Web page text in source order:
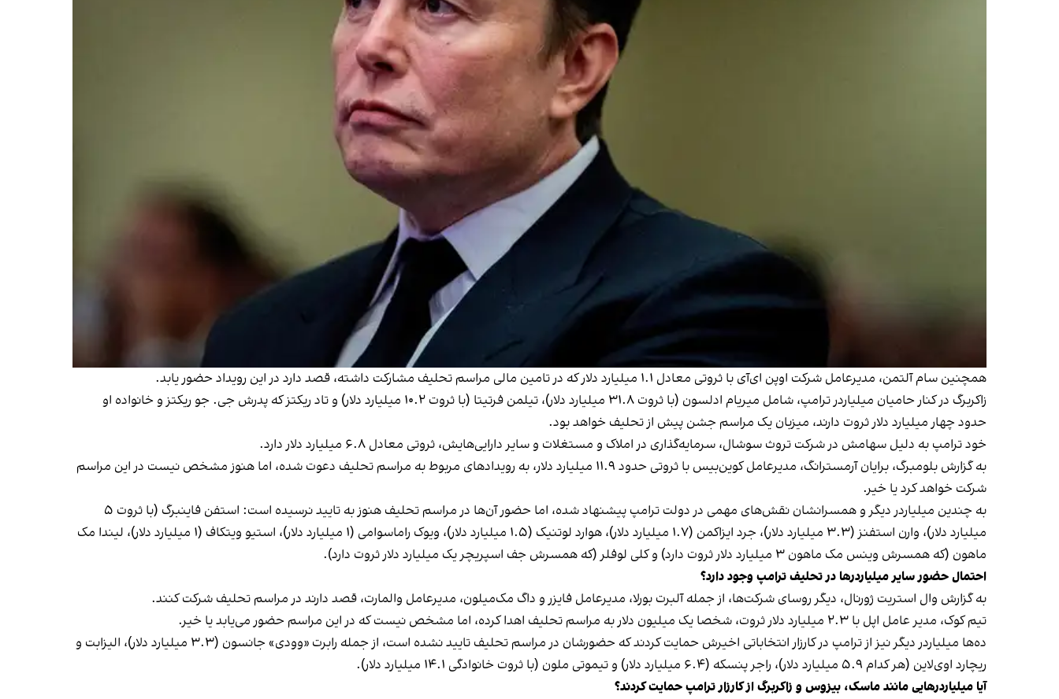
همچنین سام آلتمن، مدیرعامل شرکت اوپن ای‌آی با ثروتی معادل ۱.۱ میلیارد دلار که در تامین مالی مراسم تحلیف مشارکت داشته، قصد دارد در این رویداد حضور یابد.
زاکربرگ در کنار حامیان میلیاردر ترامپ، شامل میریام ادلسون (با ثروت ۳۱.۸ میلیارد دلار)، تیلمن فرتیتا (با ثروت ۱۰.۲ میلیارد دلار) و تاد ریکتز که پدرش جی. جو ریکتز و خانواده او
حدود چهار میلیارد دلار ثروت دارند، میزبان یک مراسم جشن پیش از تحلیف خواهد بود.
خود ترامپ به دلیل سهامش در شرکت تروث سوشال، سرمایه‌گذاری در املاک و مستغلات و سایر دارایی‌هایش، ثروتی معادل ۶.۸ میلیارد دلار دارد.
به گزارش بلومبرگ، برایان آرمسترانگ، مدیرعامل کوین‌بیس با ثروتی حدود ۱۱.۹ میلیارد دلار، به رویدادهای مربوط به مراسم تحلیف دعوت شده، اما هنوز مشخص نیست در این مراسم
شرکت خواهد کرد یا خیر.
به چندین میلیاردر دیگر و همسرانشان نقش‌های مهمی در دولت ترامپ پیشنهاد شده، اما حضور آن‌ها در مراسم تحلیف هنوز به تایید نرسیده است: استفن فاینبرگ (با ثروت ۵
میلیارد دلار)، وارن استفنز (۳.۳ میلیارد دلار)، جرد ایزاکمن (۱.۷ میلیارد دلار)، هوارد لوتنیک (۱.۵ میلیارد دلار)، ویوک راماسوامی (۱ میلیارد دلار)، استیو ویتکاف (۱ میلیارد دلار)، لیندا مک
ماهون (که همسرش وینس مک ماهون ۳ میلیارد دلار ثروت دارد) و کلی لوفلر (که همسرش جف اسپریچر یک میلیارد دلار ثروت دارد).
احتمال حضور سایر میلیاردرها در تحلیف ترامپ وجود دارد؟
به گزارش وال استریت ژورنال، دیگر روسای شرکت‌ها، از جمله آلبرت بورلا، مدیرعامل فایزر و داگ مک‌میلون، مدیرعامل والمارت، قصد دارند در مراسم تحلیف شرکت کنند.
تیم کوک، مدیر عامل اپل با ۲.۳ میلیارد دلار ثروت، شخصا یک میلیون دلار به مراسم تحلیف اهدا کرده، اما مشخص نیست که در این مراسم حضور می‌یابد یا خیر.
ده‌ها میلیاردر دیگر نیز از ترامپ در کارزار انتخاباتی اخیرش حمایت کردند که حضورشان در مراسم تحلیف تایید نشده است، از جمله رابرت «وودی» جانسون (۳.۳ میلیارد دلار)، الیزابت و
ریچارد اوی‌لاین (هر کدام ۵.۹ میلیارد دلار)، راجر پنسکه (۶.۴ میلیارد دلار) و تیموتی ملون (با ثروت خانوادگی ۱۴.۱ میلیارد دلار).
آیا میلیاردرهایی مانند ماسک، بیزوس و زاکربرگ از کارزار ترامپ حمایت کردند؟